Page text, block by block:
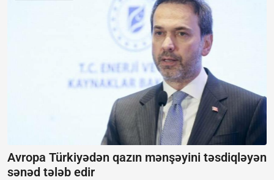
Avropa Türkiyədən qazın mənşəyini təsdiqləyən
sənəd tələb edir